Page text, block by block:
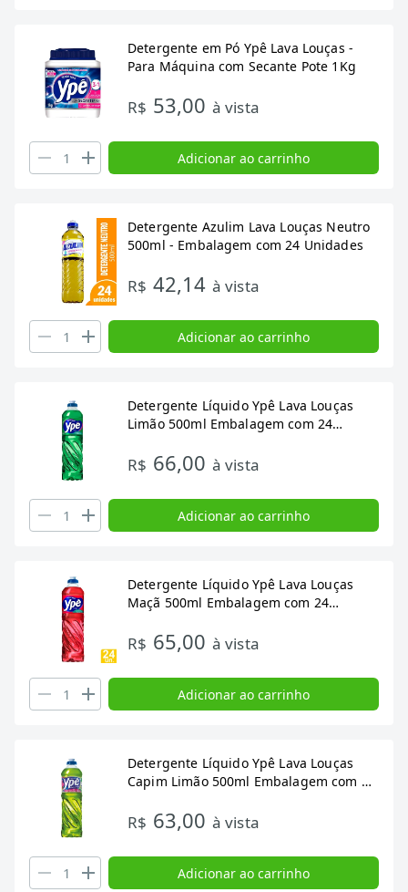
Detergente em Pó Ypê Lava Louças -
Para Máquina com Secante Pote 1Kg
R$ 53,00 à vista
Adicionar ao carrinho
Detergente Azulim Lava Louças Neutro
500ml - Embalagem com 24 Unidades
R$ 42,14 à vista
Adicionar ao carrinho
Detergente Líquido Ypê Lava Louças
Limão 500ml Embalagem com 24
R$ 66,00 à vista
Adicionar ao carrinho
Detergente Líquido Ypê Lava Louças
Maçã 500ml Embalagem com 24
R$ 65,00 à vista
Adicionar ao carrinho
Detergente Líquido Ypê Lava Louças
Capim Limão 500ml Embalagem com 24
R$ 63,00 à vista
Adicionar ao carrinho